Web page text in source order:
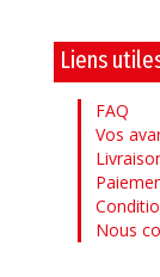
Liens
FAQ
Vos
Nous